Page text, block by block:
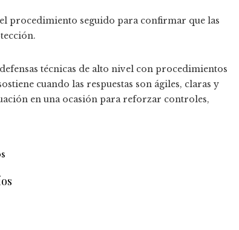
procedimiento seguido para confirmar que las
técnicas de alto nivel con procedimientos
cuando las respuestas son ágiles, claras y
en una ocasión para reforzar controles,